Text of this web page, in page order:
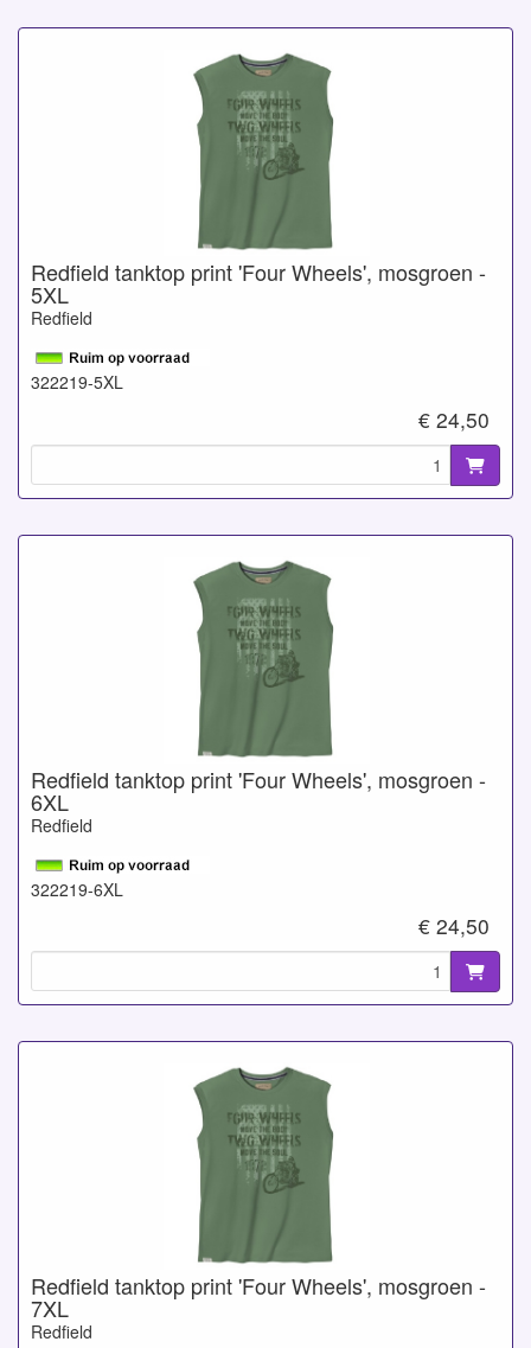
Redfield tanktop print 'Four Wheels', mosgroen -
5XL
Redfield
322219-5XL
€ 24,50
Redfield tanktop print 'Four Wheels', mosgroen -
6XL
Redfield
322219-6XL
€ 24,50
Redfield tanktop print 'Four Wheels', mosgroen -
7XL
Redfield